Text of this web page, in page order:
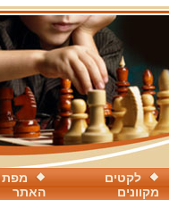
מפת
האתר
לקטים
מקוונים